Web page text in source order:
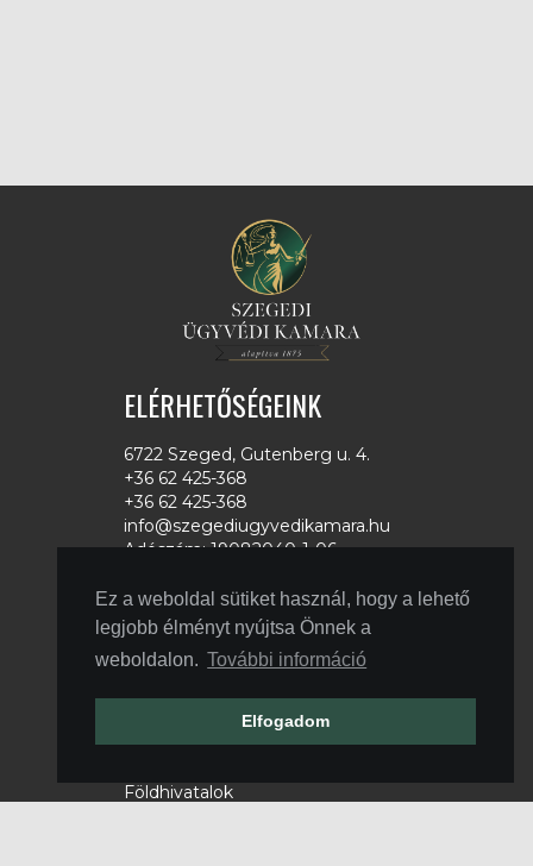
Ez a weboldal sütiket használ, hogy a lehető
legjobb élményt nyújtsa Önnek a
weboldalon. További információ
Elfogadom
ELÉRHETŐSÉGEINK
6722 Szeged, Gutenberg u. 4.
+36 62 425-368
+36 62 425-368
info@szegediugyvedikamara.hu
Adószám: 19082040-1-06
LINKEK
Magyar Ügyvédi Kamara
Országos Bírósági Hivatal
Csongrád Megyei Kormányhivatal
Netlock
Földhivatalok